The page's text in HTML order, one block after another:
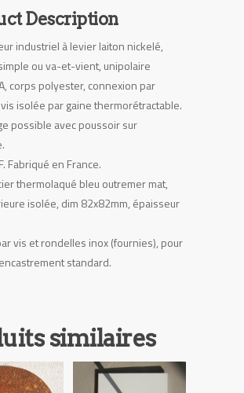
Description
industriel à levier laiton nickelé,
ou va-et-vient, unipolaire
corps polyester, connexion par
isolée par gaine thermorétractable.
possible avec poussoir sur
Fabriqué en France.
thermolaqué bleu outremer mat,
isolée, dim 82x82mm, épaisseur
vis et rondelles inox (fournies), pour
standard.
similaires